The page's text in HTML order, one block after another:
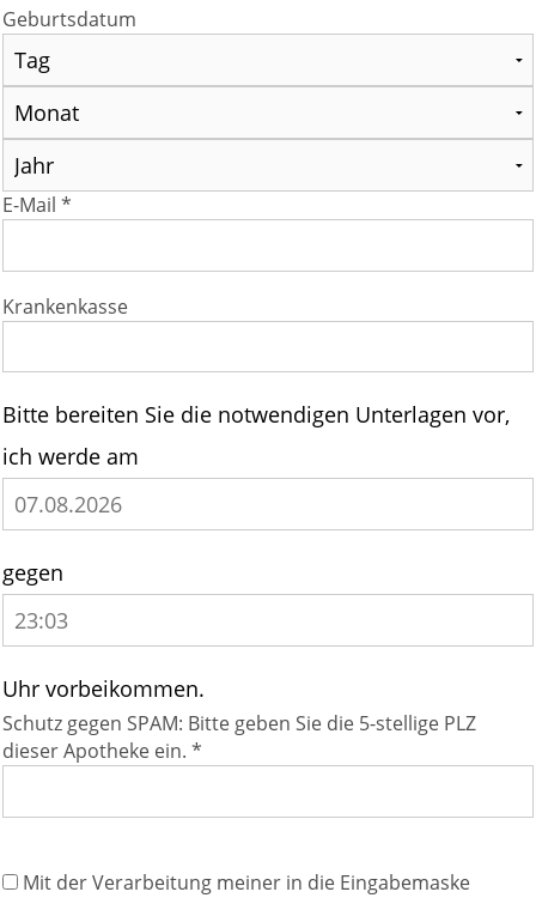
Geburtsdatum
E-Mail *
Krankenkasse
Bitte bereiten Sie die notwendigen Unterlagen vor,
ich werde am
gegen
Uhr vorbeikommen.
Schutz gegen SPAM: Bitte geben Sie die 5-stellige PLZ
dieser Apotheke ein. *
Mit der Verarbeitung meiner in die Eingabemaske